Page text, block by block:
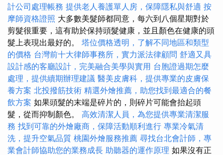
計公司處理帳務 提供老人養護單人房，保障隱私與舒適 按
摩師資格證照 大多數美髮師都同意，每六到八個星期對於
剪髮很重要，這有助於保持頭髮健康，並且顏色在健康的頭
髮上表現出最好的。 塔位價格透明，了解不同地區和類型
的價格 台灣前十大律師事務所，實力派法律顧問 舒適又具
設計感的客廳設計，完美融合美學與實用 台胞證過期怎麼
處理，提供續期辦理建議 醫美皮膚科，提供專業的皮膚保
養方案 北投撥筋技術 精選外燴推薦，助您找到最適合的餐
飲方案 如果頭髮的末端是碎片的，則碎片可能會抬起頭
髮，從而抑制顏色。 高效清潔人員，為您提供專業清潔服
務 找到可靠的外燴廠商，保障活動順利進行 專業冷氣清
洗，提升空氣品質 桃園外燴服務推薦 尋找台北會計師，專
業會計師協助您的業務成長 助聽器的運作原理 如果沒有正